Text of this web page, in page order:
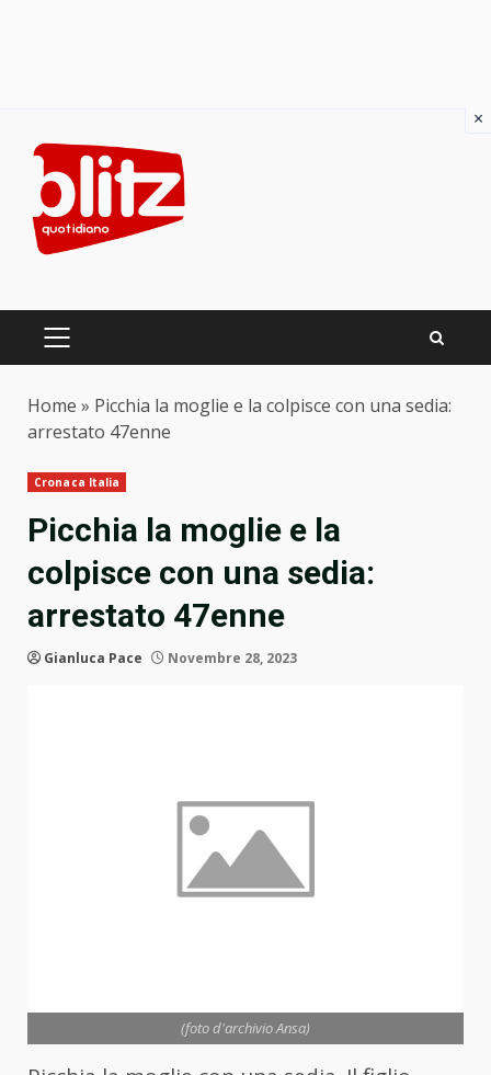
content
PRIMARY
Home » Picchia la moglie e la colpisce con una sedia:
arrestato 47enne
Cronaca Italia
Picchia la moglie e la
colpisce con una sedia:
arrestato 47enne
Gianluca Pace Novembre 28, 2023
(foto d'archivio Ansa)
×